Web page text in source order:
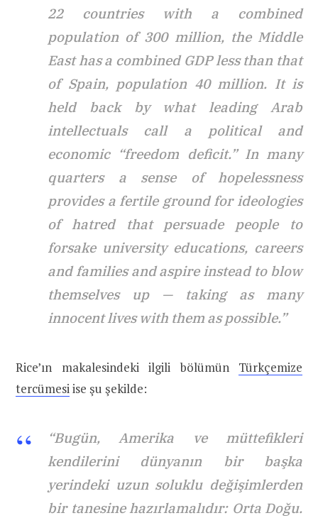
22 countries with a combined
population of 300 million, the Middle
East has a combined GDP less than that
of Spain, population 40 million. It is
held back by what leading Arab
intellectuals call a political and
economic “freedom deficit.” In many
quarters a sense of hopelessness
provides a fertile ground for ideologies
of hatred that persuade people to
forsake university educations, careers
and families and aspire instead to blow
themselves up — taking as many
innocent lives with them as possible.”
Rice’ın makalesindeki ilgili bölümün Türkçemize
tercümesiise şu şekilde:
“Bugün, Amerika ve müttefikleri
kendilerini dünyanın bir başka
yerindeki uzun soluklu değişimlerden
bir tanesine hazırlamalıdır: Orta Doğu.